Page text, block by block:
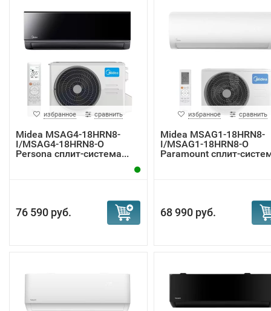
избранное сравнить
Midea MSAG4-18HRN8-
I/MSAG4-18HRN8-O
Persona сплит-система...
76 590 руб.
избранное сравнить
Midea MSAG1-18HRN8-
I/MSAG1-18HRN8-O
Paramount сплит-
68 990 руб.